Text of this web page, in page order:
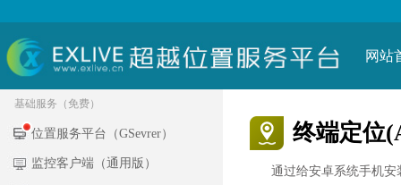
网站
基础服务（免费）
位置服务平台（GSevrer）
监控客户端（通用版）
终端定位
通过给安卓系统手机安